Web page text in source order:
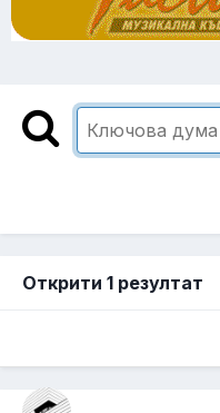
Открити 1 резултат